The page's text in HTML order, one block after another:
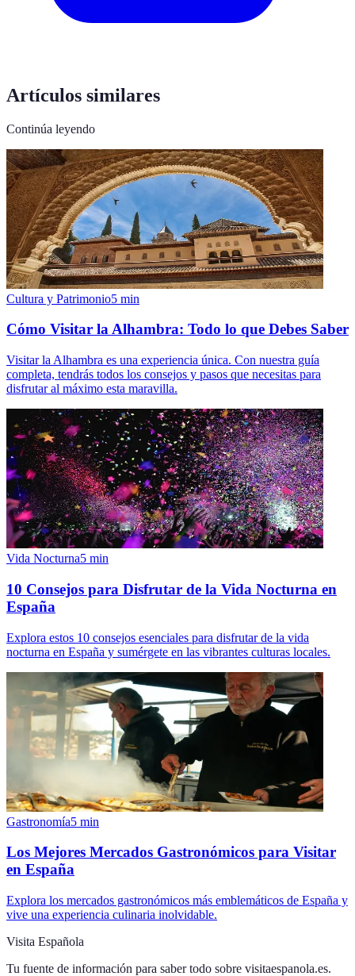
Artículos similares
Continúa leyendo
Cultura y Patrimonio5 min
Cómo Visitar la Alhambra: Todo lo que Debes Saber
Visitar la Alhambra es una experiencia única. Con nuestra guía
completa, tendrás todos los consejos y pasos que necesitas para
disfrutar al máximo esta maravilla.
Vida Nocturna5 min
10 Consejos para Disfrutar de la Vida Nocturna en
España
Explora estos 10 consejos esenciales para disfrutar de la vida
nocturna en España y sumérgete en las vibrantes culturas locales.
Gastronomía5 min
Los Mejores Mercados Gastronómicos para Visitar
en España
Explora los mercados gastronómicos más emblemáticos de España y
vive una experiencia culinaria inolvidable.
Visita Española
Tu fuente de información para saber todo sobre visitaespanola.es.